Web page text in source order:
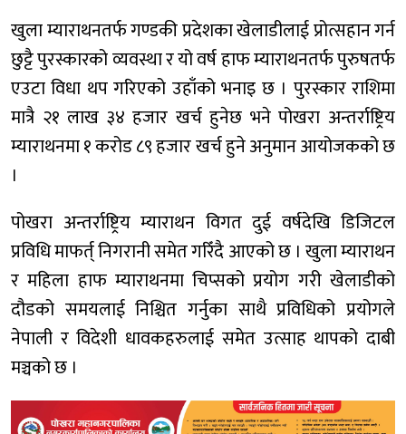
खुला म्याराथनतर्फ गण्डकी प्रदेशका खेलाडीलाई प्रोत्सहान गर्न
छुट्टै पुरस्कारको व्यवस्था र यो वर्ष हाफ म्याराथनतर्फ पुरुषतर्फ
एउटा विधा थप गरिएको उहाँको भनाइ छ । पुरस्कार राशिमा
मात्रै २१ लाख ३४ हजार खर्च हुनेछ भने पोखरा अन्तर्राष्ट्रिय
म्याराथनमा १ करोड ८९ हजार खर्च हुने अनुमान आयोजकको छ
।
पोखरा अन्तर्राष्ट्रिय म्याराथन विगत दुई वर्षदेखि डिजिटल
प्रविधि माफर्त् निगरानी समेत गरिँदै आएको छ । खुला म्याराथन
र महिला हाफ म्याराथनमा चिप्सको प्रयोग गरी खेलाडीको
दौडको समयलाई निश्चित गर्नुका साथै प्रविधिको प्रयोगले
नेपाली र विदेशी धावकहरुलाई समेत उत्साह थापको दाबी
मञ्चको छ ।